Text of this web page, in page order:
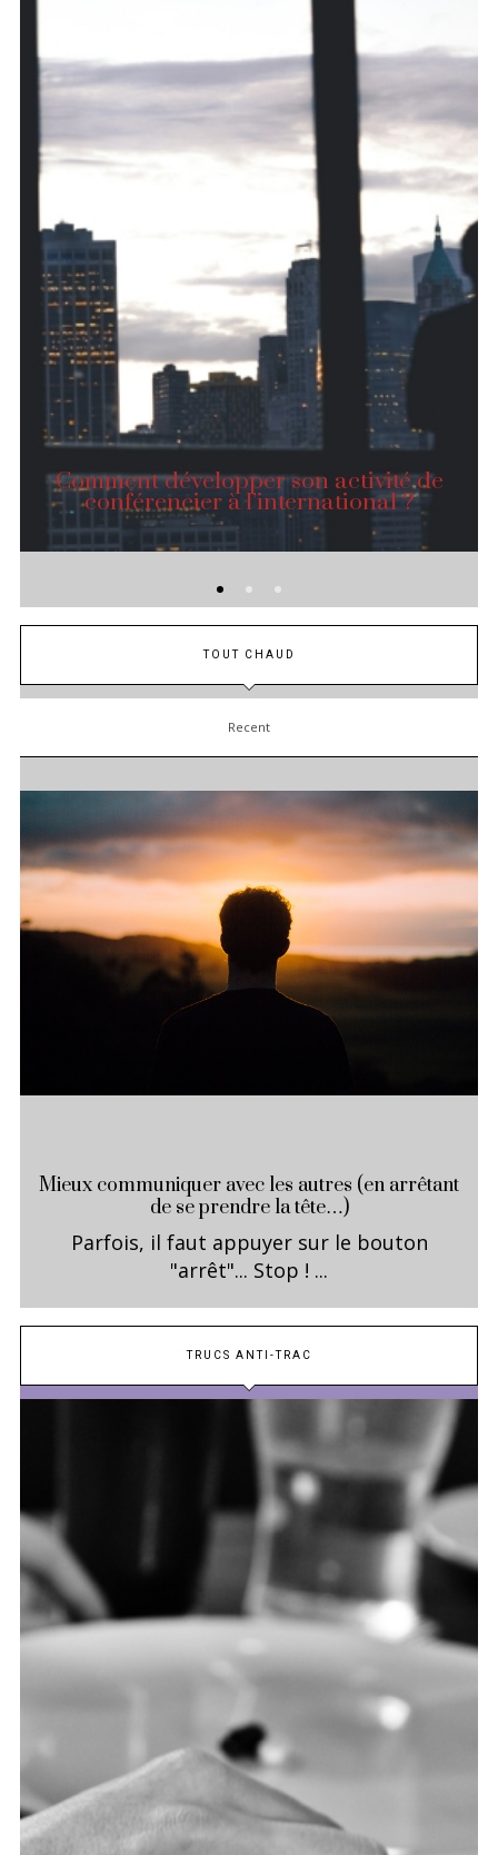
Comment développer son activité de
conférencier à l’international ?
TOUT CHAUD
Recent
Mieux communiquer avec les autres (en arrêtant
de se prendre la tête…)
Parfois, il faut appuyer sur le bouton
"arrêt"... Stop ! ...
TRUCS ANTI-TRAC